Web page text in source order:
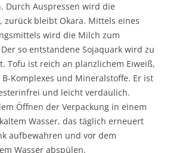
Durch Auspressen wird die
zurück bleibt Okara. Mittels eines
wird die Milch zum
so entstandene Sojaquark wird zu
Tofu ist reich an planzlichem Eiweiß,
Komplexes und Mineralstoffe. Er ist
und leicht verdaulich.
Öffnen der Verpackung in einem
Wasser, das täglich erneuert
aufbewahren und vor dem
Wasser abspülen.